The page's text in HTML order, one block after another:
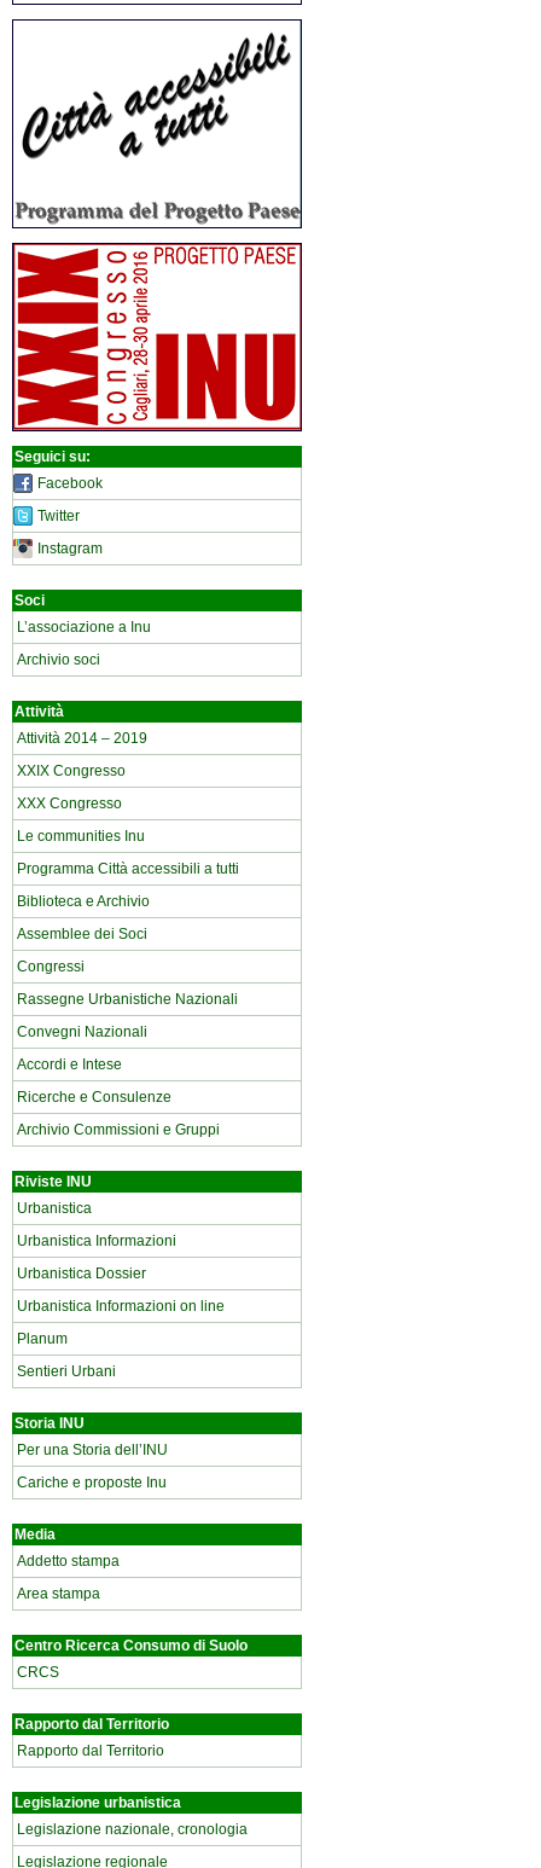
Seguici su:
Facebook
Twitter
Instagram
Soci
L’associazione a Inu
Archivio soci
Attività
Attività 2014 – 2019
XXIX Congresso
XXX Congresso
Le communities Inu
Programma Città accessibili a tutti
Biblioteca e Archivio
Assemblee dei Soci
Congressi
Rassegne Urbanistiche Nazionali
Convegni Nazionali
Accordi e Intese
Ricerche e Consulenze
Archivio Commissioni e Gruppi
Riviste INU
Urbanistica
Urbanistica Informazioni
Urbanistica Dossier
Urbanistica Informazioni on line
Planum
Sentieri Urbani
Storia INU
Per una Storia dell’INU
Cariche e proposte Inu
Media
Addetto stampa
Area stampa
Centro Ricerca Consumo di Suolo
CRCS
Rapporto dal Territorio
Rapporto dal Territorio
Legislazione urbanistica
Legislazione nazionale, cronologia
Legislazione regionale